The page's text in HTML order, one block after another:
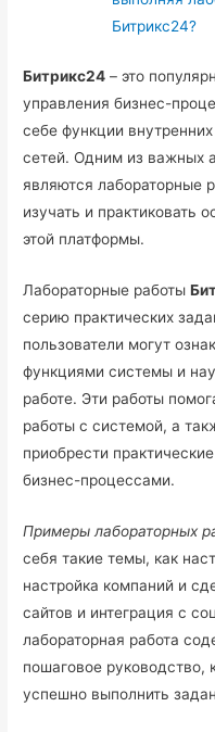
Битрикс24?
Битрикс24 – это
управления бизнес-
себе функции
сетей. Одним из важных
являются лабораторные
изучать и практиковать
этой платформы.
Лабораторные работы
серию практических
пользователи могут
функциями системы и
работе. Эти работы
работы с системой, а
приобрести
бизнес-процессами.
Примеры лабораторных
себя такие темы, как
настройка компаний и
сайтов и интеграция с
лабораторная работа
пошаговое руководство,
успешно выполнить